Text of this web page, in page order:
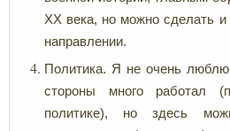
ХХ века, но можно сделать и
направлении.
Политика. Я не очень люблю
стороны много работал
политике), но здесь